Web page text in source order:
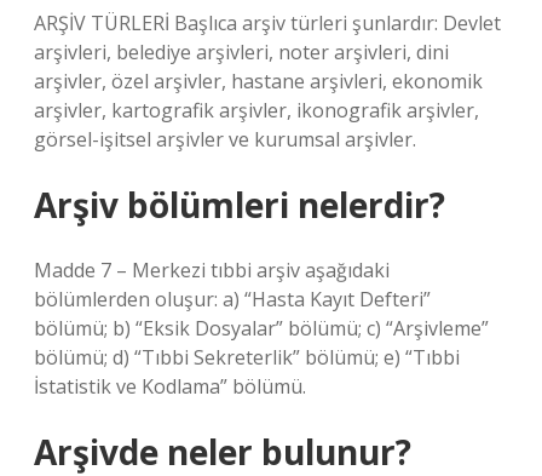
ARŞİV TÜRLERİ Başlıca arşiv türleri şunlardır: Devlet
arşivleri, belediye arşivleri, noter arşivleri, dini
arşivler, özel arşivler, hastane arşivleri, ekonomik
arşivler, kartografik arşivler, ikonografik arşivler,
görsel-işitsel arşivler ve kurumsal arşivler.
Arşiv bölümleri nelerdir?
Madde 7 – Merkezi tıbbi arşiv aşağıdaki
bölümlerden oluşur: a) “Hasta Kayıt Defteri”
bölümü; b) “Eksik Dosyalar” bölümü; c) “Arşivleme”
bölümü; d) “Tıbbi Sekreterlik” bölümü; e) “Tıbbi
İstatistik ve Kodlama” bölümü.
Arşivde neler bulunur?